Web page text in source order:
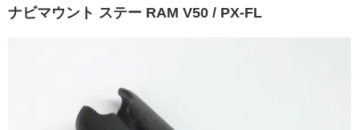
ナビマウント ステー RAM V50 / PX-FL